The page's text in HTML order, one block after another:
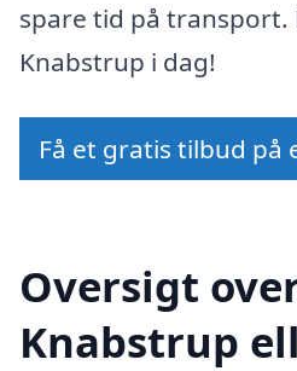
spare tid på transport.
Knabstrup i dag!
Få et gratis tilbud på
Oversigt
Knabstrup